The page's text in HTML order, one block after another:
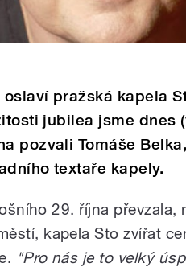
pražská kapela
jubilea jsme dnes
pozvali Tomáše
textaře kapely.
29. října převzala,
kapela Sto zvířat
"Pro nás je to velký